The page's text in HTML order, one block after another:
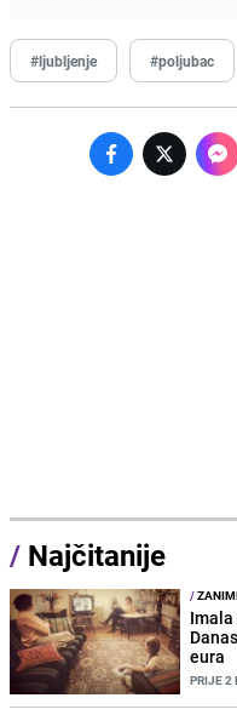
#ljubljenje #poljubac
/ Najčitanije
/
eura
PRIJE 2